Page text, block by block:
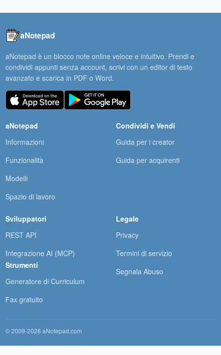
aNotepad
aNotepad è un blocco note online veloce e intuitivo. Prendi e
condividi appunti senza account, scrivi con un editor di testo
avanzato e scarica in PDF o Word.
aNotepad
Informazioni
Funzionalità
Modelli
Spazio di lavoro
Condividi e Vendi
Guida per i creator
Guida per acquirenti
Sviluppatori
REST API
Integrazione AI (MCP)
Strumenti
Generatore di Curriculum
Fax gratuito
Legale
Privacy
Termini di servizio
Segnala Abuso
© 2009-2026 aNotepad.com